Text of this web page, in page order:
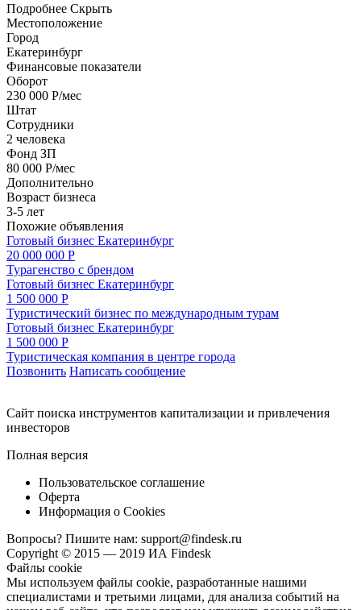
Подробнее Скрыть
Местоположение
Город
Екатеринбург
Финансовые показатели
Оборот
230 000 Р/мес
Штат
Сотрудники
2 человека
Фонд ЗП
80 000 Р/мес
Дополнительно
Возраст бизнеса
3-5 лет
Похожие объявления
Готовый бизнес Екатеринбург
20 000 000 Р
Турагенство с брендом
Готовый бизнес Екатеринбург
1 500 000 Р
Туристический бизнес по международным турам
Готовый бизнес Екатеринбург
1 500 000 Р
Туристическая компания в центре города
Позвонить Написать сообщение
Cайт поиска инструментов капитализации и привлечения
инвесторов
Полная версия
Пользовательское соглашение
Оферта
Информация о Cookies
Вопросы? Пишите нам: support@findesk.ru
Copyright © 2015 — 2019 ИА Findesk
Файлы cookie
Мы используем файлы cookie, разработанные нашими
специалистами и третьими лицами, для анализа событий на